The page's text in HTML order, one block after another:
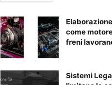
come
freni
Sistemi